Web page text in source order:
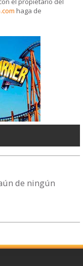
haga de
de ningún